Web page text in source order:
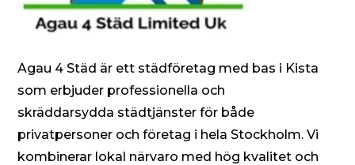
Agau 4 Städ är ett städföretag med bas i Kista
som erbjuder professionella och
skräddarsydda städtjänster för både
privatpersoner och företag i hela Stockholm. Vi
kombinerar lokal närvaro med hög kvalitet och